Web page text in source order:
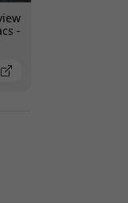
-